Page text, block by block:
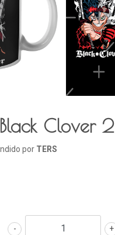
Clover 2
por TERS
+
-